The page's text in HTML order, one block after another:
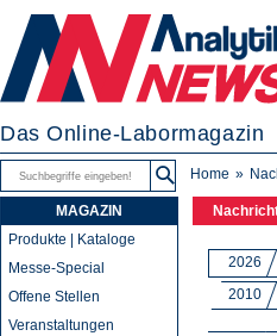
Das Online-Labormagazin
Home
2026
2010
MAGAZIN
Produkte | Kataloge
Messe-Special
Offene Stellen
Veranstaltungen